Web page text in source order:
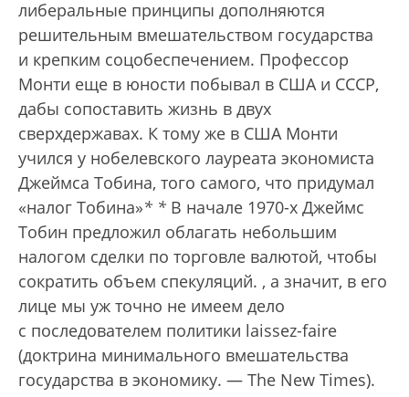
либеральные принципы дополняются
решительным вмешательством государства
и крепким соцобеспечением. Профессор
Монти еще в юности побывал в США и СССР,
дабы сопоставить жизнь в двух
сверхдержавах. К тому же в США Монти
учился у нобелевского лауреата экономиста
Джеймса Тобина, того самого, что придумал
«налог Тобина»* * В начале 1970-х Джеймс
Тобин предложил облагать небольшим
налогом сделки по торговле валютой, чтобы
сократить объем спекуляций. , а значит, в его
лице мы уж точно не имеем дело
с последователем политики laissez-faire
(доктрина минимального вмешательства
государства в экономику. — The New Times).